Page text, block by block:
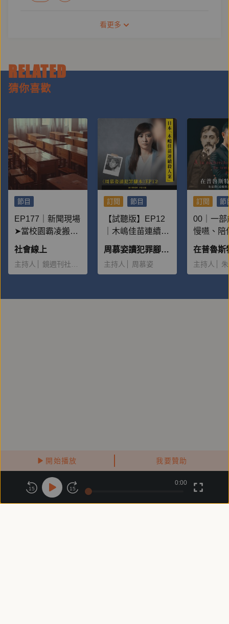
開始播放 我要贊助
看更多
RELATED
猜你喜歡
節目
EP177｜新聞現場
➤當校園霸凌搬上
檯面：為何一再重
演？
社會線上
主持人 鏡週刊社會組
訂閱 節目
【試聽版】EP12
｜木嶋佳苗連續殺
人案：為什麼有這
麼多男性離不開
她，並且願意給予
周慕姿讀犯罪腳本——被惡魔追逐的人
主持人 周慕姿
訂閱 節
00｜一部
慢嚥、陪
子的書
主持人
關於鏡好聽
商務合作 付費條款 會員條款
15 15
0:00